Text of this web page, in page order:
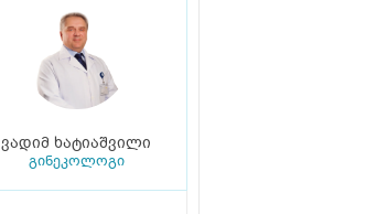
ვადიმ ხატიაშვილი
გინეკოლოგი